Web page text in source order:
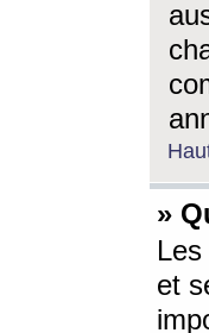
»
et